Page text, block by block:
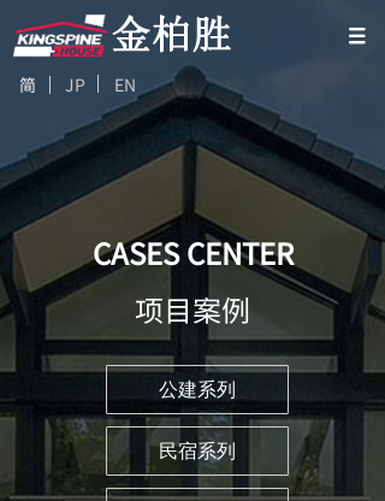
民宿系列
项目案例
公建系列
CASES CENTER
简 JP EN